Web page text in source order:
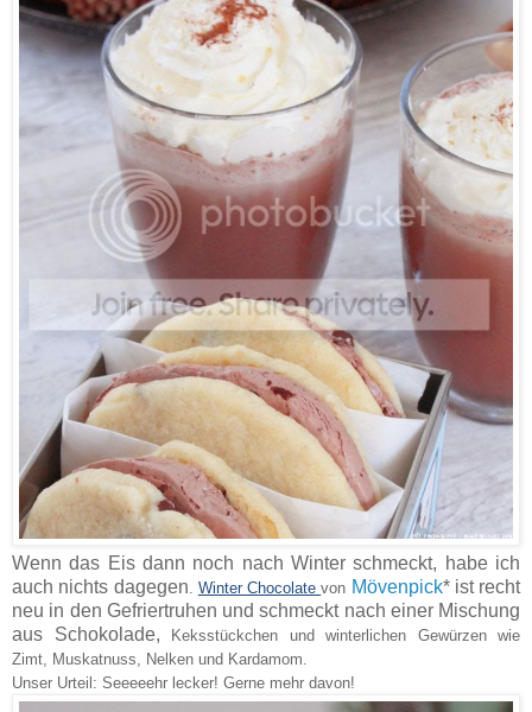
Wenn das Eis dann noch nach Winter schmeckt, habe ich
auch nichts dagegen Winter Chocolatevon Mövenpick* ist recht
neu in den Gefriertruhen und schmeckt nach einer Mischung
aus Schokolade,
Keksstückchen und winterlichen Gewürzen wie
Zimt, Muskatnuss, Nelken und Kardamom.
Unser Urteil: Seeeeehr lecker! Gerne mehr davon!